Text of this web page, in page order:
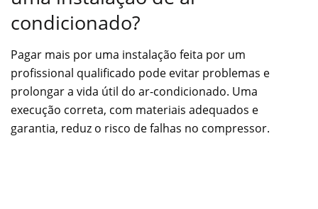
condicionado?
Pagar mais por uma instalação feita por um
profissional qualificado pode evitar problemas e
prolongar a vida útil do ar-condicionado. Uma
execução correta, com materiais adequados e
garantia, reduz o risco de falhas no compressor.